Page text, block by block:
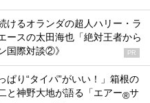
けるオランダの超人ハリー・ラ
ースの太田海也「絶対王者から
国際対談②》
PR
ぱり“タイパ”がいい！」箱根の
と神野大地が語る「エアー®サ